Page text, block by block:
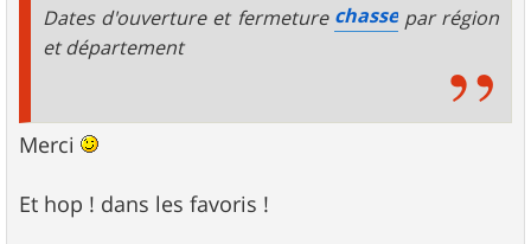
Dates d'ouverture et fermeture chassepar région
et département
Merci
Et hop ! dans les favoris !